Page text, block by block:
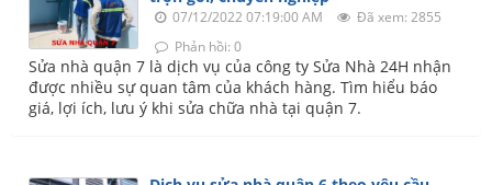
07/12/2022 07:19:00 AM
Đã xem: 2855
Phản hồi: 0
Sửa nhà quận 7 là dịch vụ của công ty Sửa Nhà 24H nhận
được nhiều sự quan tâm của khách hàng. Tìm hiểu báo
giá, lợi ích, lưu ý khi sửa chữa nhà tại quận 7.